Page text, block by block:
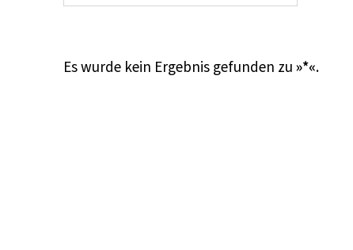
Es wurde kein Ergebnis gefunden zu»*«.